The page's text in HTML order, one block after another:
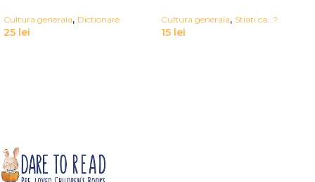
Cultura generala, Dictionare
25 lei
Cultura generala, Stiati ca...?
15 lei